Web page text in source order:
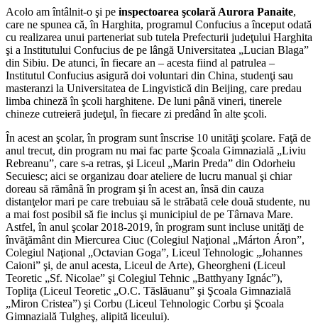
Acolo am întâlnit-o şi pe inspectoarea şcolară Aurora Panaite,
care ne spunea că, în Harghita, programul Confucius a început odată
cu realizarea unui parteneriat sub tutela Prefecturii judeţului Harghita
şi a Institutului Confucius de pe lângă Universitatea „Lucian Blaga”
din Sibiu. De atunci, în fiecare an – acesta fiind al patrulea –
Institutul Confucius asigură doi voluntari din China, studenţi sau
masteranzi la Universitatea de Lingvistică din Beijing, care predau
limba chineză în şcoli harghitene. De luni până vineri, tinerele
chineze cutreieră judeţul, în fiecare zi predând în alte şcoli.
În acest an şcolar, în program sunt înscrise 10 unităţi şcolare. Faţă de
anul trecut, din program nu mai fac parte Şcoala Gimnazială „Liviu
Rebreanu”, care s-a retras, şi Liceul „Marin Preda” din Odorheiu
Secuiesc; aici se organizau doar ateliere de lucru manual şi chiar
doreau să rămână în program şi în acest an, însă din cauza
distanţelor mari pe care trebuiau să le străbată cele două studente, nu
a mai fost posibil să fie inclus şi municipiul de pe Târnava Mare.
Astfel, în anul şcolar 2018-2019, în program sunt incluse unităţi de
învăţământ din Miercurea Ciuc (Colegiul Naţional „Márton Áron”,
Colegiul Naţional „Octavian Goga”, Liceul Tehnologic „Johannes
Caioni” şi, de anul acesta, Liceul de Arte), Gheorgheni (Liceul
Teoretic „Sf. Nicolae” şi Colegiul Tehnic „Batthyany Ignác”),
Topliţa (Liceul Teoretic „O.C. Tăslăuanu” şi Şcoala Gimnazială
„Miron Cristea”) şi Corbu (Liceul Tehnologic Corbu şi Şcoala
Gimnazială Tulgheş, alipită liceului).